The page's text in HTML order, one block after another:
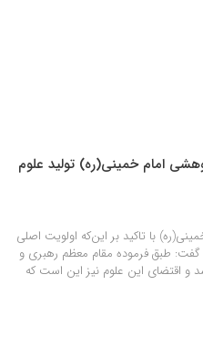
امام خمینی(ره) تولید علوم
با تاکید بر این‌که اولویت اصلی
طبق فرموده مقام معظم رهبری و
و اقتضای این علوم نیز این است که